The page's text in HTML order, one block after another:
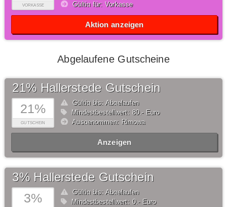
VORKASSE
Gültig für: Vorkasse
Aktion anzeigen
Abgelaufene Gutscheine
21%
GUTSCHEIN
21% Hallerstede Gutschein
Gültig bis: Abgelaufen
Mindestbestellwert: 80,- Euro
Ausgenommen: Rimowa
Anzeigen
3%
3% Hallerstede Gutschein
Gültig bis: Abgelaufen
Mindestbestellwert: 0,- Euro